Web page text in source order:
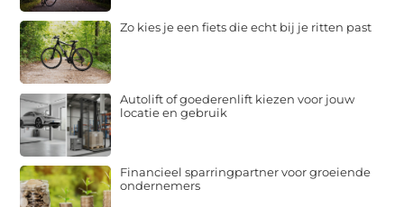
Zo kies je een fiets die echt bij je ritten past
Autolift of goederenlift kiezen voor jouw
locatie en gebruik
Financieel sparringpartner voor groeiende
ondernemers